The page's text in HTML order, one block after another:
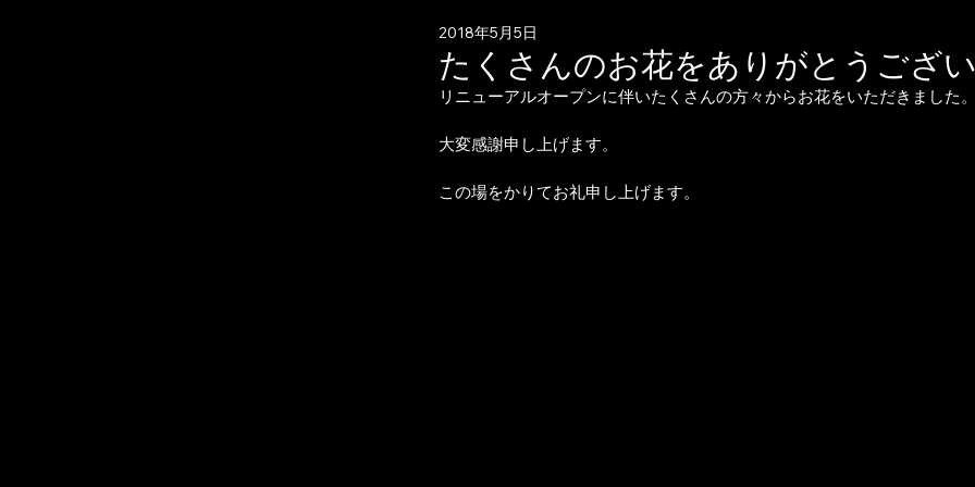
たくさんのお花をありがとうござ
2018年5月5日
リニューアルオープンに伴いたくさんの方々からお花をいただきました
大変感謝申し上げます。
この場をかりてお礼申し上げます。